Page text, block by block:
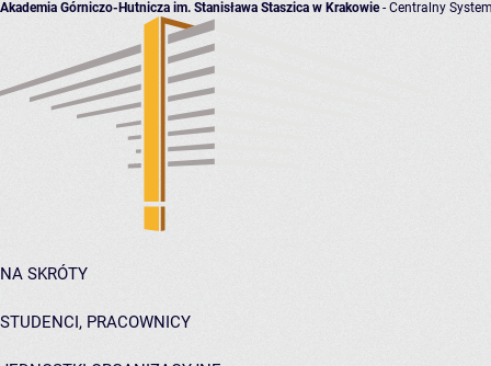
Akademia Górniczo-Hutnicza im. Stanisława Staszica w Krakowie- Centralny
NA SKRÓTY
STUDENCI, PRACOWNICY